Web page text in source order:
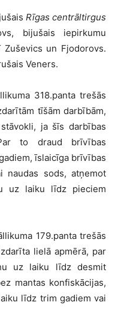
Rīgas centrāltirgus
bijušais iepirkumu
un Fjodorovs.
Veners.
318.panta trešās
tīšām darbībām,
ja šīs darbības
to draud brīvības
īslaicīga brīvības
naudas sods, atņemot
uz laiku līdz pieciem
179.panta trešās
lielā apmērā, par
uz laiku līdz desmit
mantas konfiskācijas,
līdz trim gadiem vai